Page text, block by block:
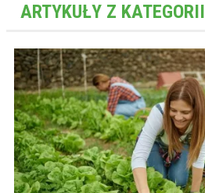
ARTYKUŁY Z KATEGORII